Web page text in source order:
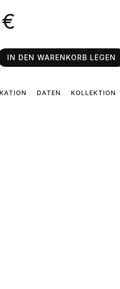
IN DEN WARENKORB LEGEN
DATEN KOLLEKTION